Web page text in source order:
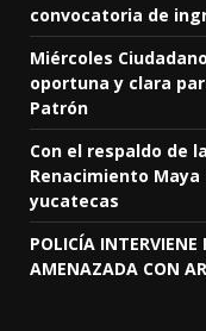
convocatoria de
Miércoles
oportuna y clara
Patrón
Con el respaldo de
Renacimiento
yucatecas
POLICÍA INTERVIENE
AMENAZADA CON